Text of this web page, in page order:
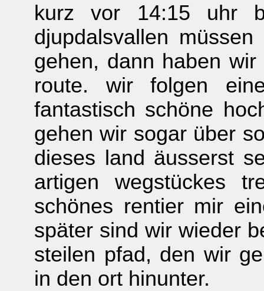
kurz vor 14:15 uhr
djupdalsvallen
gehen, dann haben
route. wir folgen
fantastisch schöne
gehen wir sogar über
dieses land äusserst
artigen wegstückes
schönes rentier mir
später sind wir wieder
steilen pfad, den wir
in den ort hinunter.